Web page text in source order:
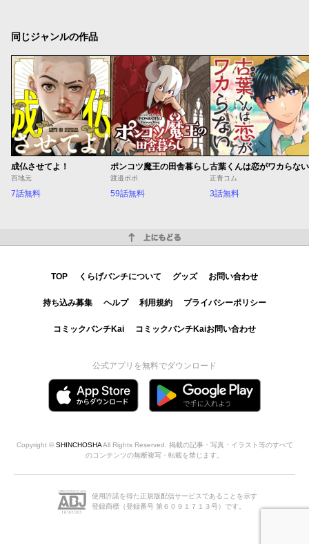
同じジャンルの作品
成仏させてよ！
百地元
7話無料
ポンコツ魔王の田舎暮らし
渡邉ポポ
59話無料
古葉くんは恋がワカらない
正青コム
3話無料
TOP くらげバンチについて グッズ お問い合わせ
持ち込み募集 ヘルプ 利用規約 プライバシーポリシー
コミックバンチKai コミックバンチKaiお問い合わせ
公式アプリを無料でダウンロード
Copyright © SHINCHOSHAAll Rights Reserved. 掲載の記事・写真・イラスト等のすべて
のコンテンツの無断複写・転載を禁じます。
使用許諾を得た正規版配信サービスであることを示す
登録商標（登録番号 第６０９１７１３号）です。